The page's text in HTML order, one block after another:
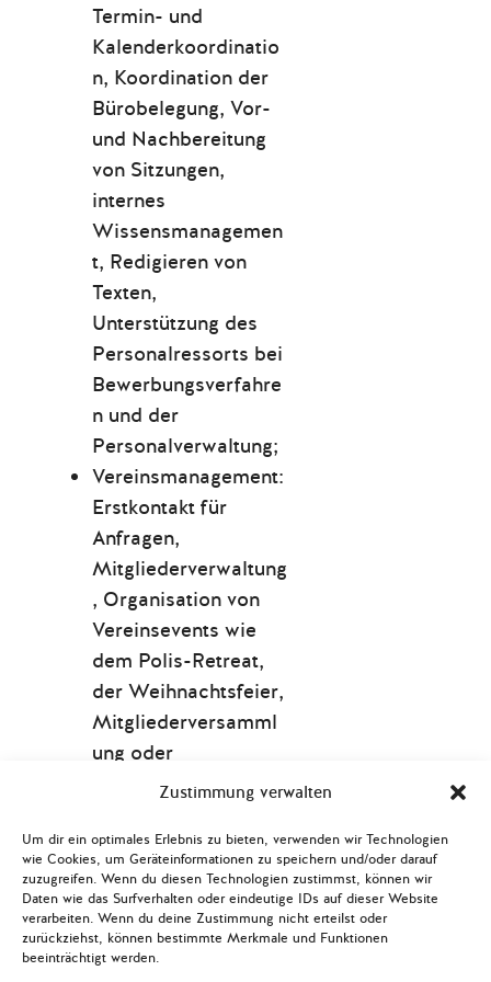
Zustimmung verwalten
Um dir ein optimales Erlebnis zu bieten, verwenden wir Technologien
wie Cookies, um Geräteinformationen zu speichern und/oder darauf
zuzugreifen. Wenn du diesen Technologien zustimmst, können wir
Daten wie das Surfverhalten oder eindeutige IDs auf dieser Website
verarbeiten. Wenn du deine Zustimmung nicht erteilst oder
zurückziehst, können bestimmte Merkmale und Funktionen
beeinträchtigt werden.
Termin- und
Kalenderkoordinatio
n, Koordination der
Bürobelegung, Vor-
und Nachbereitung
von Sitzungen,
internes
Wissensmanagemen
t, Redigieren von
Texten,
Unterstützung des
Personalressorts bei
Bewerbungsverfahre
n und der
Personalverwaltung;
Vereinsmanagement:
Erstkontakt für
Anfragen,
Mitgliederverwaltung
, Organisation von
Vereinsevents wie
dem Polis-Retreat,
der Weihnachtsfeier,
Mitgliederversamml
ung oder
Strategiesitzungen,
Website, Betreuung
des Newsletters,
Pflege von Adress-
und Kontaktlisten
sowie Verteilern,